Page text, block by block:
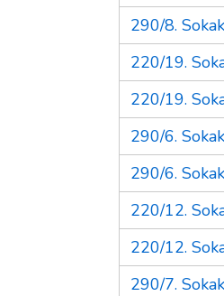
290/8. Sokak
220/19.
220/19.
290/6. Sokak
290/6. Sokak
220/12.
220/12.
290/7. Sokak